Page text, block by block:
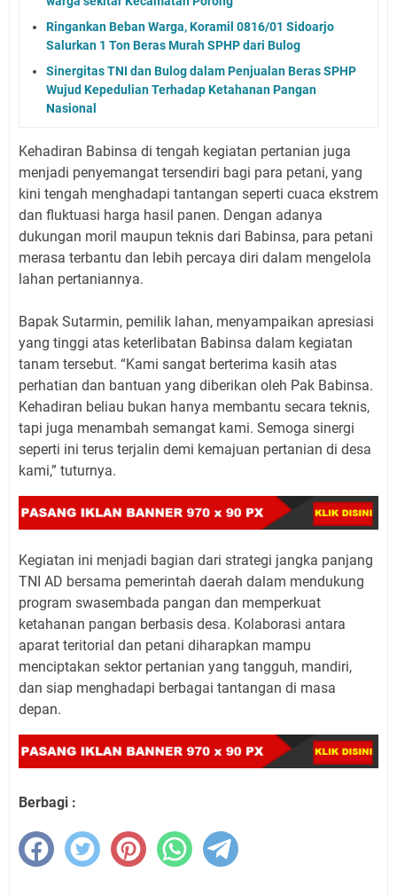
Ringankan Beban Warga, Koramil 0816/01 Sidoarjo
Salurkan 1 Ton Beras Murah SPHP dari Bulog
Sinergitas TNI dan Bulog dalam Penjualan Beras SPHP
Wujud Kepedulian Terhadap Ketahanan Pangan
Nasional
Kehadiran Babinsa di tengah kegiatan pertanian juga
menjadi penyemangat tersendiri bagi para petani, yang
kini tengah menghadapi tantangan seperti cuaca ekstrem
dan fluktuasi harga hasil panen. Dengan adanya
dukungan moril maupun teknis dari Babinsa, para petani
merasa terbantu dan lebih percaya diri dalam mengelola
lahan pertaniannya.
Bapak Sutarmin, pemilik lahan, menyampaikan apresiasi
yang tinggi atas keterlibatan Babinsa dalam kegiatan
tanam tersebut. “Kami sangat berterima kasih atas
perhatian dan bantuan yang diberikan oleh Pak Babinsa.
Kehadiran beliau bukan hanya membantu secara teknis,
tapi juga menambah semangat kami. Semoga sinergi
seperti ini terus terjalin demi kemajuan pertanian di desa
kami,” tuturnya.
Kegiatan ini menjadi bagian dari strategi jangka panjang
TNI AD bersama pemerintah daerah dalam mendukung
program swasembada pangan dan memperkuat
ketahanan pangan berbasis desa. Kolaborasi antara
aparat teritorial dan petani diharapkan mampu
menciptakan sektor pertanian yang tangguh, mandiri,
dan siap menghadapi berbagai tantangan di masa
depan.
Berbagi :